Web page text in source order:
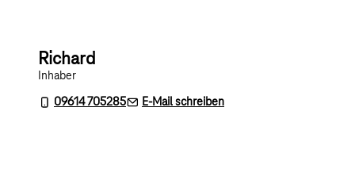
Richard
Inhaber
09614 705285 E-Mail schreiben